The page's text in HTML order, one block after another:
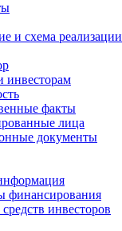
и схема реализации
инвесторам
факты
лица
документы
финансирования
инвесторов